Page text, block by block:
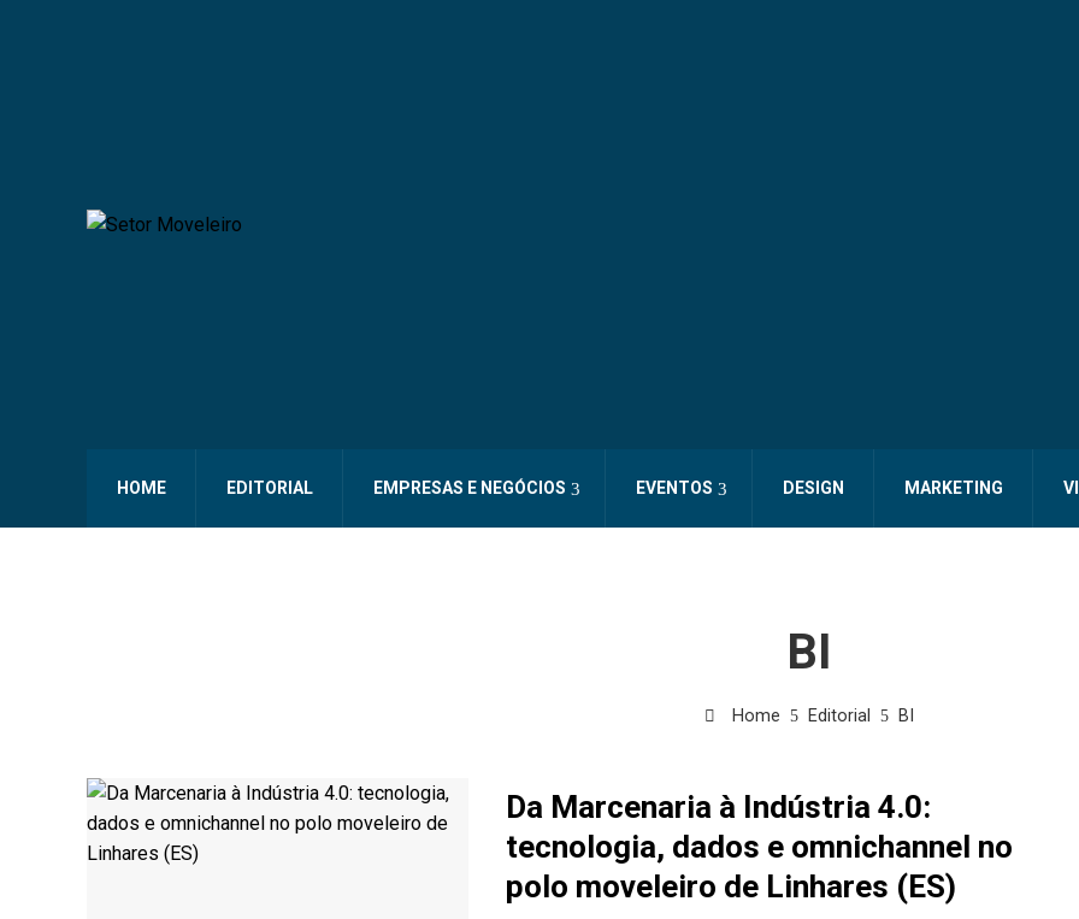
HOME EDITORIAL EMPRESAS E NEGÓCIOS EVENTOS DESIGN MARKETING
BI
Home Editorial BI
Da Marcenaria à Indústria 4.0:
tecnologia, dados e omnichannel no
polo moveleiro de Linhares (ES)